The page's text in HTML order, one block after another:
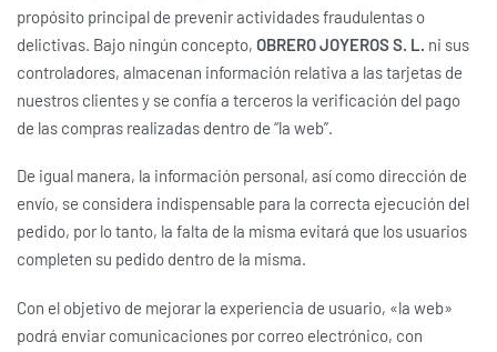
propósito principal de prevenir actividades fraudulentas o
delictivas. Bajo ningún concepto, OBRERO JOYEROS S. L. ni sus
controladores, almacenan información relativa a las tarjetas de
nuestros clientes y se confía a terceros la verificación del pago
de las compras realizadas dentro de “la web”.
De igual manera, la información personal, así como dirección de
envío, se considera indispensable para la correcta ejecución del
pedido, por lo tanto, la falta de la misma evitará que los usuarios
completen su pedido dentro de la misma.
Con el objetivo de mejorar la experiencia de usuario, «la web»
podrá enviar comunicaciones por correo electrónico, con